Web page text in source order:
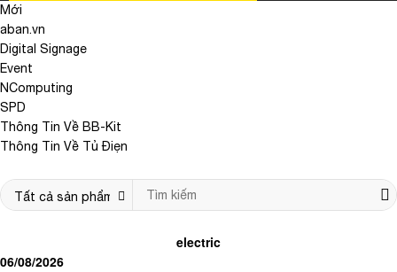
Mới
aban.vn
Digital Signage
Event
NComputing
SPD
Thông Tin Về BB-Kit
Thông Tin Về Tủ Điẹn
electric
06/08/2026